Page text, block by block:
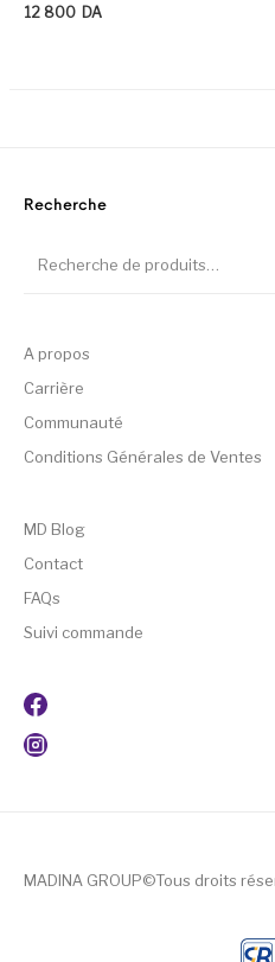
12 800 DA
Recherche
A propos
Carrière
Communauté
Conditions Générales de Ventes
MD Blog
Contact
FAQs
Suivi commande
MADINA GROUP©Tous droits